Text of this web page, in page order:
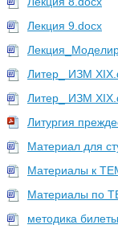
Лекция 9.docx
Литер_ ИЗМ
Литер_ ИЗМ
Литургия
Материал для
Материалы к
Материалы по
методика